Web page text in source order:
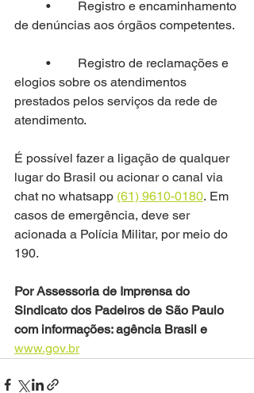
de denúncias aos órgãos competentes.
elogios sobre os atendimentos
prestados pelos serviços da rede de
atendimento.
É possível fazer a ligação de qualquer
lugar do Brasil ou acionar o canal via
chat no whatsapp (61) 9610-0180. Em
casos de emergência, deve ser
acionada a Polícia Militar, por meio do
190.
Por Assessoria de Imprensa do
Sindicato dos Padeiros de São Paulo
com informações: agência Brasil e
www.gov.br